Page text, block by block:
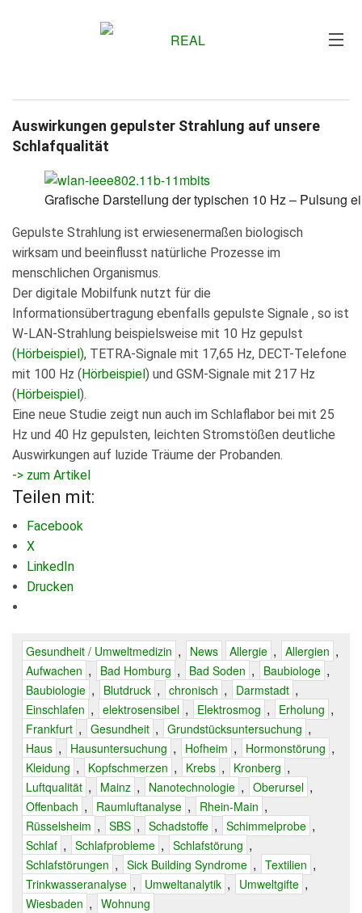
Auswirkungen gepulster Strahlung auf unsere
Schlafqualität
Grafische Darstellung der typischen 10 Hz – Pulsung
Gepulste Strahlung ist erwiesenermaßen biologisch
wirksam und beeinflusst natürliche Prozesse im
menschlichen Organismus.
Der digitale Mobilfunk nutzt für die
Informationsübertragung ebenfalls gepulste Signale , so ist
W-LAN-Strahlung beispielsweise mit 10 Hz gepulst
(Hörbeispiel), TETRA-Signale mit 17,65 Hz, DECT-Telefone
mit 100 Hz (Hörbeispiel) und GSM-Signale mit 217 Hz
(Hörbeispiel).
Eine neue Studie zeigt nun auch im Schlaflabor bei mit 25
Hz und 40 Hz gepulsten, leichten Stromstößen deutliche
Auswirkungen auf luzide Träume der Probanden.
-> zum Artikel
Teilen mit:
Facebook
X
LinkedIn
Drucken
Gesundheit / Umweltmedizin , News Allergie , Allergien ,
Aufwachen , Bad Homburg , Bad Soden , Baubiologe ,
Baubiologie , Blutdruck , chronisch , Darmstadt ,
Einschlafen , elektrosensibel , Elektrosmog , Erholung ,
Frankfurt , Gesundheit , Grundstücksuntersuchung ,
Haus , Hausuntersuchung , Hofheim , Hormonstörung ,
Kleidung , Kopfschmerzen , Krebs , Kronberg ,
Luftqualität , Mainz , Nanotechnologie , Oberursel ,
Offenbach , Raumluftanalyse , Rhein-Main ,
Rüsselsheim , SBS , Schadstoffe , Schimmelprobe ,
Schlaf , Schlafprobleme , Schlafstörung ,
Schlafstörungen , Sick Building Syndrome , Textilien ,
Trinkwasseranalyse , Umweltanalytik , Umweltgifte ,
Wiesbaden , Wohnung